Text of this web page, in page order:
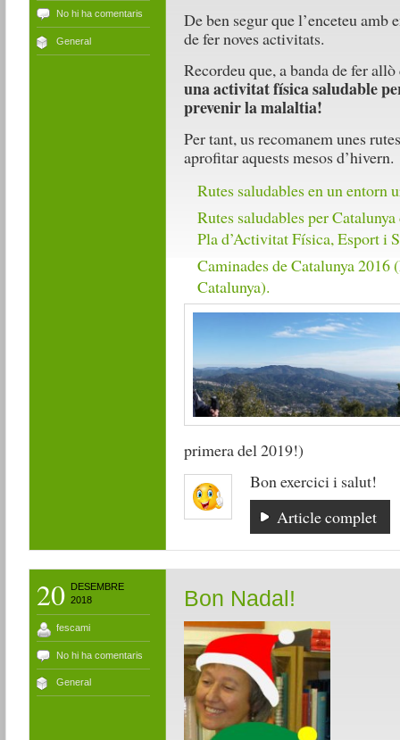
No hi ha comentaris
General
De ben segur que l’enceteu amb
de fer noves activitats.
Recordeu que, a banda de fer
una activitat física saludable
prevenir la malaltia!
Per tant, us recomanem unes
aprofitar aquests mesos d’hivern.
Rutes saludables en un entorn
Rutes saludables per
Pla d’Activitat Física, Esport i
Caminades de Catalunya 2016
Catalunya).
primera del 2019!)
Bon exercici i salut!
Article complet
20
DESEMBRE
2018
fescami
No hi ha comentaris
General
Bon Nadal!